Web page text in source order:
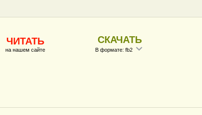
ЧИТАТЬ
на нашем сайте
СКАЧАТЬ
В формате: fb2